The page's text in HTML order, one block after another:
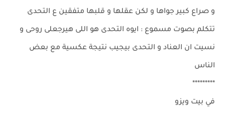
و صراع كبير جواها و لكن عقلها و قلبها متفقين ع التحدى
تتكلم بصوت مسموع : ايوه التحدى هو اللى هيرجعلى روحى و
نسيت ان العناد و التحدى بيجيب نتيجة عكسية مع بعض
الناس
*********
في بيت ويزو